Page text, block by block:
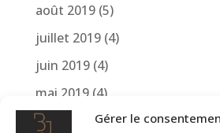
Gérer le
août 2019(5)
juillet 2019(4)
juin 2019(4)
mai 2019(4)
avril 2019
(4)